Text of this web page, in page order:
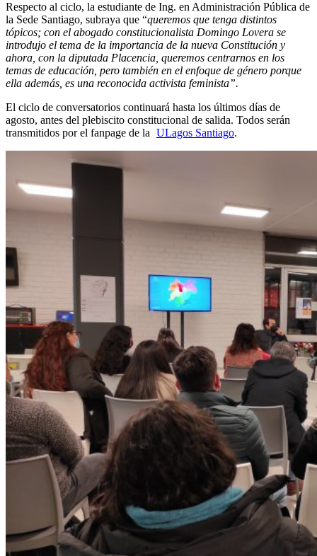
Respecto al ciclo, la estudiante de Ing. en Administración Pública de
la Sede Santiago, subraya que “queremos que tenga distintos
tópicos; con el abogado constitucionalista Domingo Lovera se
introdujo el tema de la importancia de la nueva Constitución y
ahora, con la diputada Placencia, queremos centrarnos en los
temas de educación, pero también en el enfoque de género porque
ella además, es una reconocida activista feminista”.
El ciclo de conversatorios continuará hasta los últimos días de
agosto, antes del plebiscito constitucional de salida. Todos serán
transmitidos por el fanpage de la ULagos Santiago.